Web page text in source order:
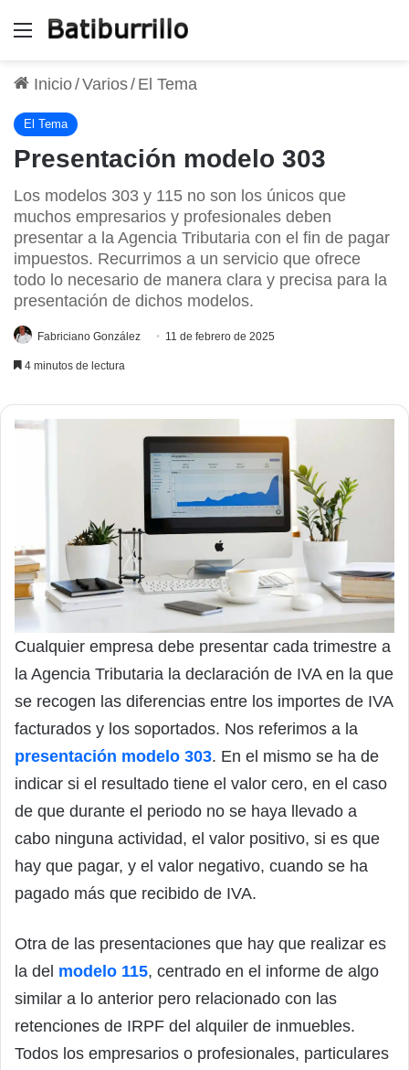
Menú
Inicio/Varios/ El Tema
El Tema
Presentación modelo 303
Los modelos 303 y 115 no son los únicos que
muchos empresarios y profesionales deben
presentar a la Agencia Tributaria con el fin de pagar
impuestos. Recurrimos a un servicio que ofrece
todo lo necesario de manera clara y precisa para la
presentación de dichos modelos.
Fabriciano González 11 de febrero de 2025
4 minutos de lectura
Cualquier empresa debe presentar cada trimestre a
la Agencia Tributaria la declaración de IVA en la que
se recogen las diferencias entre los importes de IVA
facturados y los soportados. Nos referimos a la
presentación modelo 303. En el mismo se ha de
indicar si el resultado tiene el valor cero, en el caso
de que durante el periodo no se haya llevado a
cabo ninguna actividad, el valor positivo, si es que
hay que pagar, y el valor negativo, cuando se ha
pagado más que recibido de IVA.
Otra de las presentaciones que hay que realizar es
la del modelo 115, centrado en el informe de algo
similar a lo anterior pero relacionado con las
retenciones de IRPF del alquiler de inmuebles.
Todos los empresarios o profesionales, particulares